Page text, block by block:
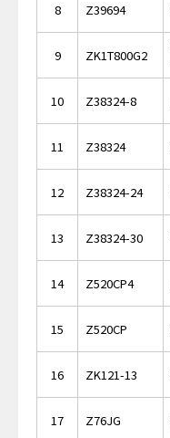
8 Z39694
9 ZK1T800G2
10 Z38324-8
11 Z38324
12 Z38324-24
13 Z38324-30
14 Z520CP4
15 Z520CP
16 ZK121-13
17 Z76JG